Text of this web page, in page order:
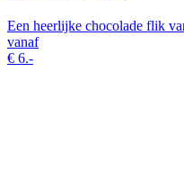
Een heerlijke chocolade flik
vanaf
€ 6.-